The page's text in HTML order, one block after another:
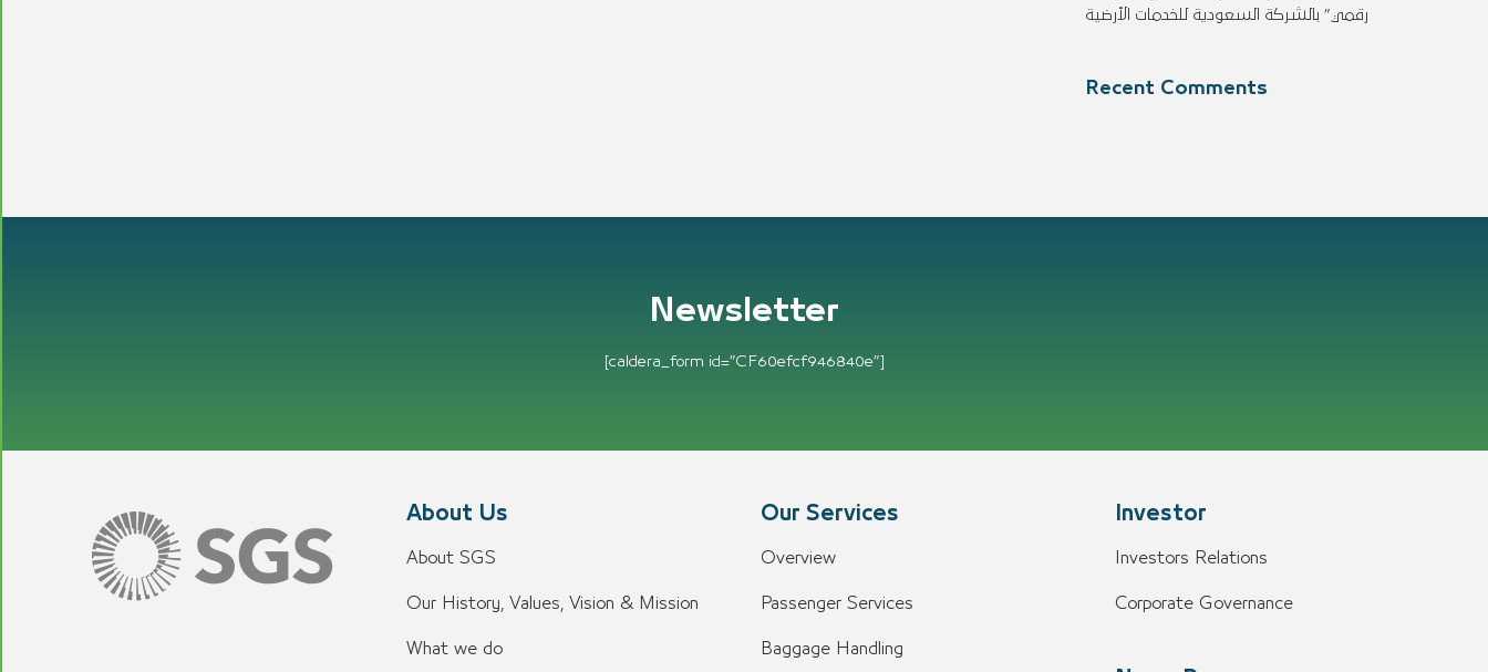
رقمي” بالشركة السعودية للخدمات الأرضية
Recent Comments
Newsletter
[caldera_form id=”CF60efcf946840e”]
About Us
About SGS
Our History, Values, Vision & Mission
What we do
Our Services
Overview
Passenger Services
Baggage Handling
Investor
Investors Relations
Corporate Governance